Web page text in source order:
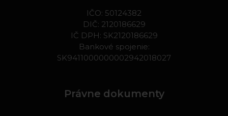
IČO: 50124382
DIČ: 2120186629
IČ DPH: SK2120186629
Bankové spojenie:
SK9411000000002942018027
Právne dokumenty